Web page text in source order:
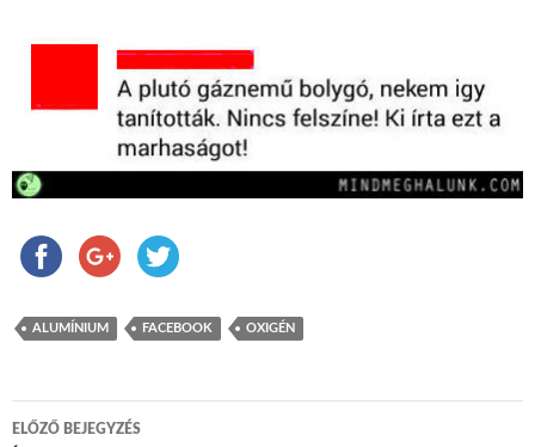
ALUMÍNIUM FACEBOOK OXIGÉN
ELŐZŐ BEJEGYZÉS